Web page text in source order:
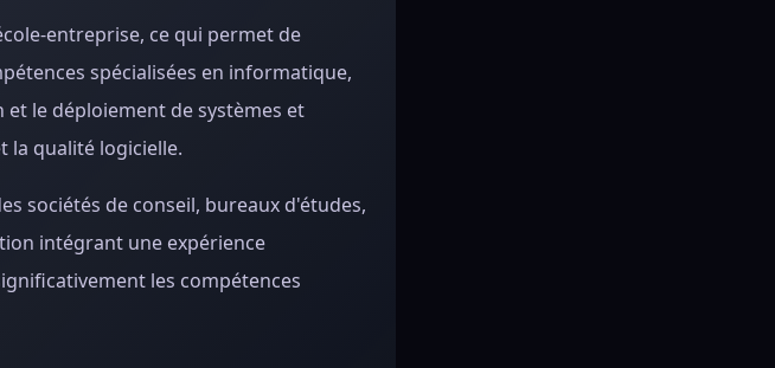
entreprise, ce qui permet de
spécialisées en informatique,
le déploiement de systèmes et
la qualité logicielle.
sociétés de conseil, bureaux d'études,
intégrant une expérience
les compétences